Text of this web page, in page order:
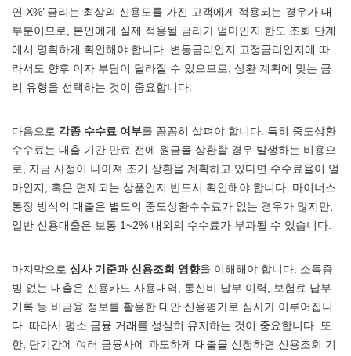
연 X%’ 금리는 최상의 신용도를 가진 고객에게 적용되는 경우가 대
부분이므로, 본인에게 실제 적용될 금리가 얼마인지 한도 조회 단계
에서 명확하게 확인해야 합니다. 변동금리인지 고정금리인지에 따
라서도 향후 이자 부담이 달라질 수 있으므로, 상환 계획에 맞는 금
리 유형을 선택하는 것이 중요합니다.
다음으로 각종 수수료 여부를 꼼꼼히 살펴야 합니다. 특히 중도상환
수수료는 대출 기간 만료 전에 원금을 상환할 경우 발생하는 비용으
로, 자금 사정이 나아져 조기 상환을 계획하고 있다면 수수료율이 얼
마인지, 혹은 면제되는 상품인지 반드시 확인해야 합니다. 마이너스
통장 방식의 대출은 별도의 중도상환수수료가 없는 경우가 많지만,
일반 신용대출은 보통 1~2% 내외의 수수료가 부과될 수 있습니다.
마지막으로 심사 기준과 신용조회 영향을 이해해야 합니다. 소득증
빙 없는 대출은 신용카드 사용내역, 통신비 납부 이력, 보험료 납부
기록 등 비금융 정보를 활용한 대안 신용평가로 심사가 이루어집니
다. 따라서 평소 금융 거래를 성실히 유지하는 것이 중요합니다. 또
한, 단기간에 여러 금융사에 과도하게 대출을 신청하면 신용조회 기